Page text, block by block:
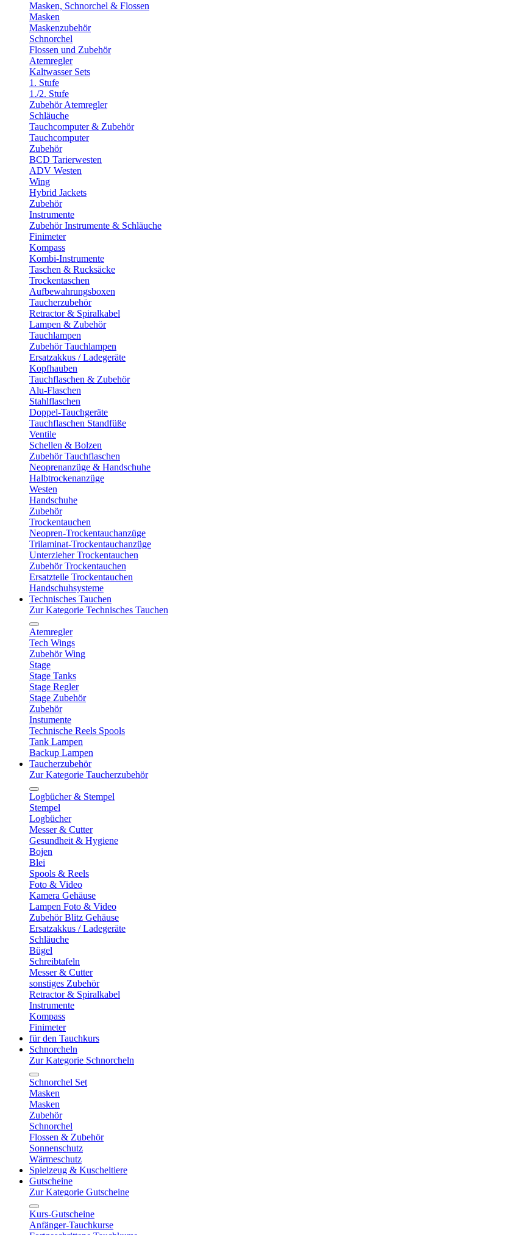
Masken, Schnorchel & Flossen
Masken
Maskenzubehör
Schnorchel
Flossen und Zubehör
Atemregler
Kaltwasser Sets
1. Stufe
1./2. Stufe
Zubehör Atemregler
Schläuche
Tauchcomputer & Zubehör
Tauchcomputer
Zubehör
BCD Tarierwesten
ADV Westen
Wing
Hybrid Jackets
Zubehör
Instrumente
Zubehör Instrumente & Schläuche
Finimeter
Kompass
Kombi-Instrumente
Taschen & Rucksäcke
Trockentaschen
Aufbewahrungsboxen
Taucherzubehör
Retractor & Spiralkabel
Lampen & Zubehör
Tauchlampen
Zubehör Tauchlampen
Ersatzakkus / Ladegeräte
Kopfhauben
Tauchflaschen & Zubehör
Alu-Flaschen
Stahlflaschen
Doppel-Tauchgeräte
Tauchflaschen Standfüße
Ventile
Schellen & Bolzen
Zubehör Tauchflaschen
Neoprenanzüge & Handschuhe
Halbtrockenanzüge
Westen
Handschuhe
Zubehör
Trockentauchen
Neopren-Trockentauchanzüge
Trilaminat-Trockentauchanzüge
Unterzieher Trockentauchen
Zubehör Trockentauchen
Ersatzteile Trockentauchen
Handschuhsysteme
Technisches Tauchen
Zur Kategorie Technisches Tauchen
Atemregler
Tech Wings
Zubehör Wing
Stage
Stage Tanks
Stage Regler
Stage Zubehör
Zubehör
Instumente
Technische Reels Spools
Tank Lampen
Backup Lampen
Taucherzubehör
Zur Kategorie Taucherzubehör
Logbücher & Stempel
Stempel
Logbücher
Messer & Cutter
Gesundheit & Hygiene
Bojen
Blei
Spools & Reels
Foto & Video
Kamera Gehäuse
Lampen Foto & Video
Zubehör Blitz Gehäuse
Ersatzakkus / Ladegeräte
Schläuche
Bügel
Schreibtafeln
Messer & Cutter
sonstiges Zubehör
Retractor & Spiralkabel
Instrumente
Kompass
Finimeter
für den Tauchkurs
Schnorcheln
Zur Kategorie Schnorcheln
Schnorchel Set
Masken
Masken
Zubehör
Schnorchel
Flossen & Zubehör
Sonnenschutz
Wärmeschutz
Spielzeug & Kuscheltiere
Gutscheine
Zur Kategorie Gutscheine
Kurs-Gutscheine
Anfänger-Tauchkurse